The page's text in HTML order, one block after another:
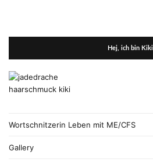
Hej, ich bin Kiki
Wortschnitzerin Leben mit ME/CFS
Gallery